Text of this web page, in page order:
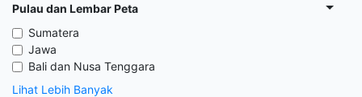
Pulau dan Lembar Peta
Sumatera
Jawa
Bali dan Nusa Tenggara
Lihat Lebih Banyak